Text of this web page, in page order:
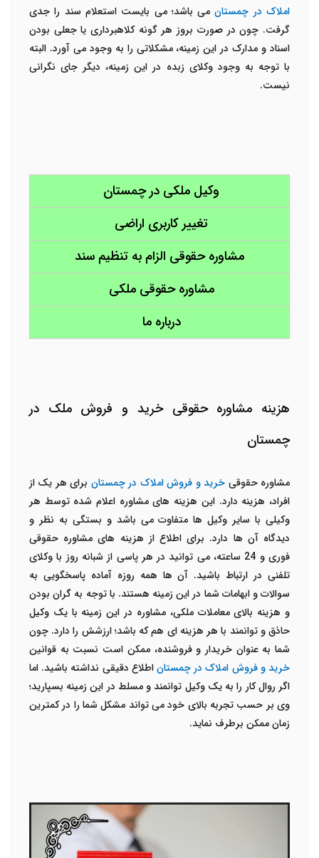
املاک در چمستان می باشد؛ می بایست استعلام سند را جدی
گرفت. چون درصورت بروز هر گونه کلاهبرداری یا جعلی بودن
اسناد و مدارک در این زمینه، مشکلاتی را به وجود می آورد. البته
با توجه به وجود وکلای زبده در این زمینه، دیگر جای نگرانی
نیست.
وکیل ملکی در چمستان
تغییر کاربری اراضی
مشاوره حقوقی الزام به تنظیم سند
مشاوره حقوقی ملکی
درباره ما
هزینه مشاوره حقوقی خرید و فروش ملک در
چمستان
مشاوره حقوقی خرید و فروش املاک در چمستان برای هر یک از
افراد، هزینه دارد. این هزینه های مشاوره اعلام شده توسط هر
وکیلی با سایر وکیل ها متفاوت می باشد و بستگی به نظر و
دیدگاه آن ها دارد. برای اطلاع از هزینه های مشاوره حقوقی
فوری و 24 ساعته، می توانید در هر پاسی از شبانه روز با وکلای
تلفنی در ارتباط باشید. آن ها همه روزه آماده پاسخگویی به
سوالات و ابهامات شما در این زمینه هستند. با توجه به گران بودن
و هزینه بالای معاملات ملکی، مشاوره در این زمینه با یک وکیل
حاذق و توانمند با هر هزینه ای هم که باشد؛ ارزشش را دارد. چون
شما به عنوان خریدار و فروشنده، ممکن است نسبت به قوانین
خرید و فروش املاک در چمستاناطلاع دقیقی نداشته باشید. اما
اگر روال کار را به یک وکیل توانمند و مسلط در این زمینه بسپارید؛
وی بر حسب تجربه بالای خود می تواند مشکل شما را در کمترین
زمان ممکن برطرف نماید.